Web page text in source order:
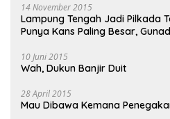
14 November 2015
Lampung Tengah Jadi Pilkada
Punya Kans Paling Besar,
10 Juni 2015
Wah, Dukun Banjir Duit
28 April 2015
Mau Dibawa Kemana